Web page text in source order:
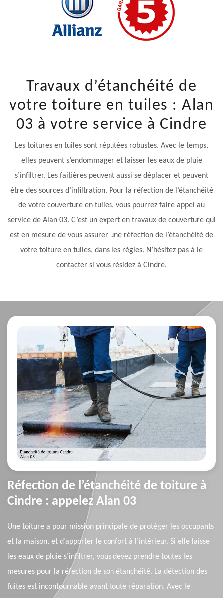
Travaux d’étanchéité de
votre toiture en tuiles : Alan
03 à votre service à Cindre
Les toitures en tuiles sont réputées robustes. Avec le temps,
elles peuvent s’endommager et laisser les eaux de pluie
s’infiltrer. Les faitières peuvent aussi se déplacer et peuvent
être des sources d’infiltration. Pour la réfection de l’étanchéité
de votre couverture en tuiles, vous pourrez faire appel au
service de Alan 03. C’est un expert en travaux de couverture qui
est en mesure de vous assurer une réfection de l’étanchéité de
votre toiture en tuiles, dans les règles. N’hésitez pas à le
contacter si vous résidez à Cindre.
Réfection de l’étanchéité de toiture à
Cindre : appelez Alan 03
Une toiture a pour mission principale de protéger les occupants
et la maison, et d’apporter le confort à l’intérieur. Si elle laisse
les eaux de pluie s’infiltrer, vous devez prendre toutes les
mesures pour la réfection de son étanchéité. La détection des
fuites est incontournable avant toute réparation. Avec le